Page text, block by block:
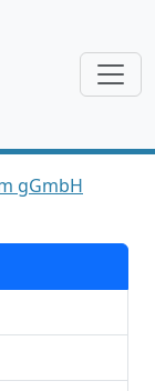
gGmbH